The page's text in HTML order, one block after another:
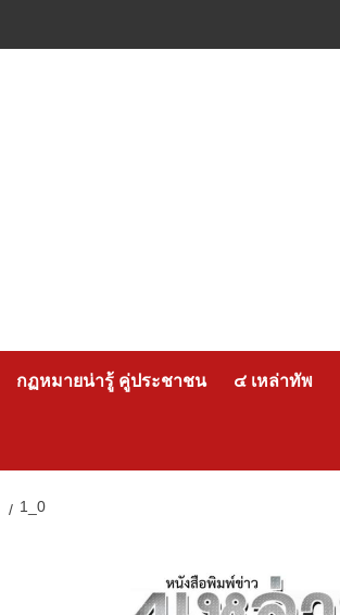
กฏหมายน่ารู้ คู่ประชาชน ๔ เหล่าทัพ
1_0